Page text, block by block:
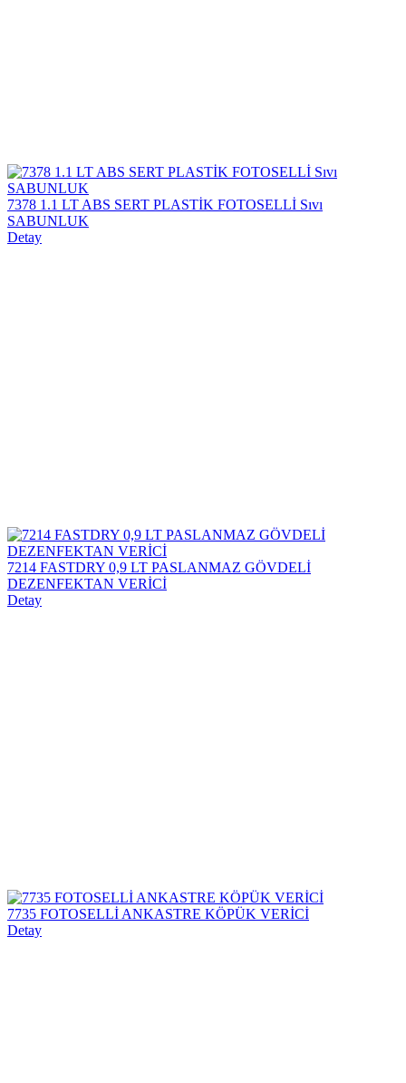
7378 1.1 LT ABS SERT PLASTİK FOTOSELLİ Sıvı
SABUNLUK
Detay
7214 FASTDRY 0,9 LT PASLANMAZ GÖVDELİ
DEZENFEKTAN VERİCİ
Detay
7735 FOTOSELLİ ANKASTRE KÖPÜK VERİCİ
Detay